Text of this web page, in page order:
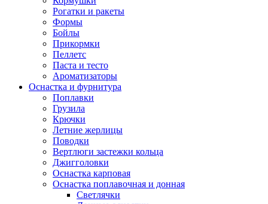
Рогатки и ракеты
Формы
Бойлы
Прикормки
Пеллетс
Паста и тесто
Ароматизаторы
Оснастка и фурнитура
Поплавки
Грузила
Крючки
Летние жерлицы
Поводки
Вертлюги застежки кольца
Джигголовки
Оснастка карповая
Оснастка поплавочная и донная
Светлячки